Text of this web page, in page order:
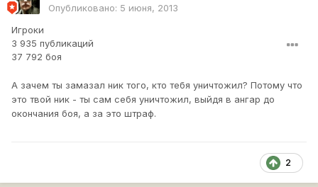
Опубликовано: 5 июня, 2013
Игроки
3 935 публикаций
37 792 боя
А зачем ты замазал ник того, кто тебя уничтожил? Потому что
это твой ник - ты сам себя уничтожил, выйдя в ангар до
окончания боя, а за это штраф.
2